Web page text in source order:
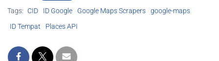
Tags: CID ID Google Google Maps Scrapers
google-maps
ID Tempat
Places API